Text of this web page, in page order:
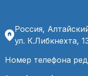
Россия,
ул. К.Либкнехта,
Номер телефона